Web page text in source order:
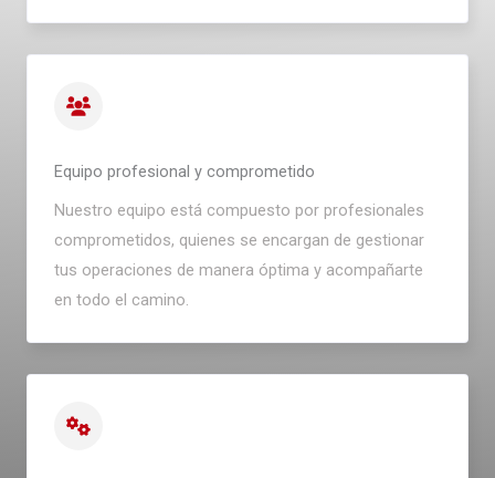
Equipo profesional y comprometido
Nuestro equipo está compuesto por profesionales
comprometidos, quienes se encargan de gestionar
tus operaciones de manera óptima y acompañarte
en todo el camino.